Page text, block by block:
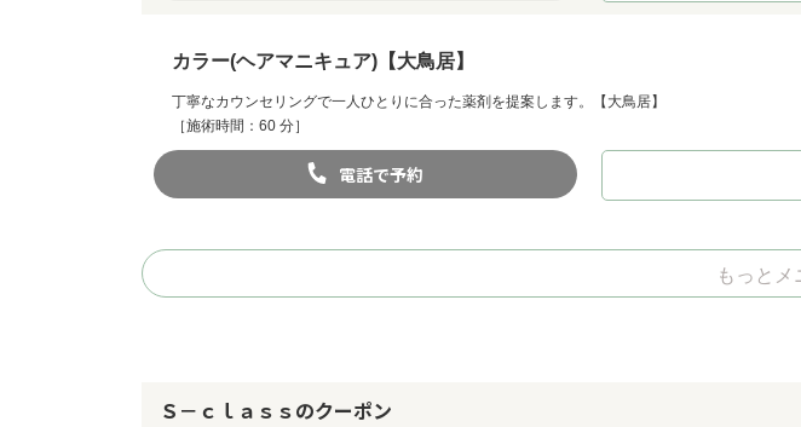
カラー(ヘアマニキュア)【大鳥居】
丁寧なカウンセリングで一人ひとりに合った薬剤を提案します。【大鳥居】
［施術時間：60 分］
電話で予約
もっとメ
Ｓ－ｃｌａｓｓのクーポン